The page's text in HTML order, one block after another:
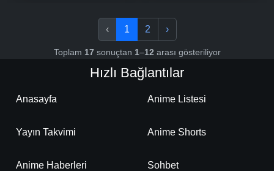
‹ 1 2 ›
Toplam 17sonuçtan 1–12 arası gösteriliyor
Hızlı Bağlantılar
Anasayfa Anime Listesi
Yayın Takvimi Anime Shorts
Anime Haberleri Sohbet